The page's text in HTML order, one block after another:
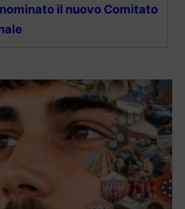
il nuovo Comitato